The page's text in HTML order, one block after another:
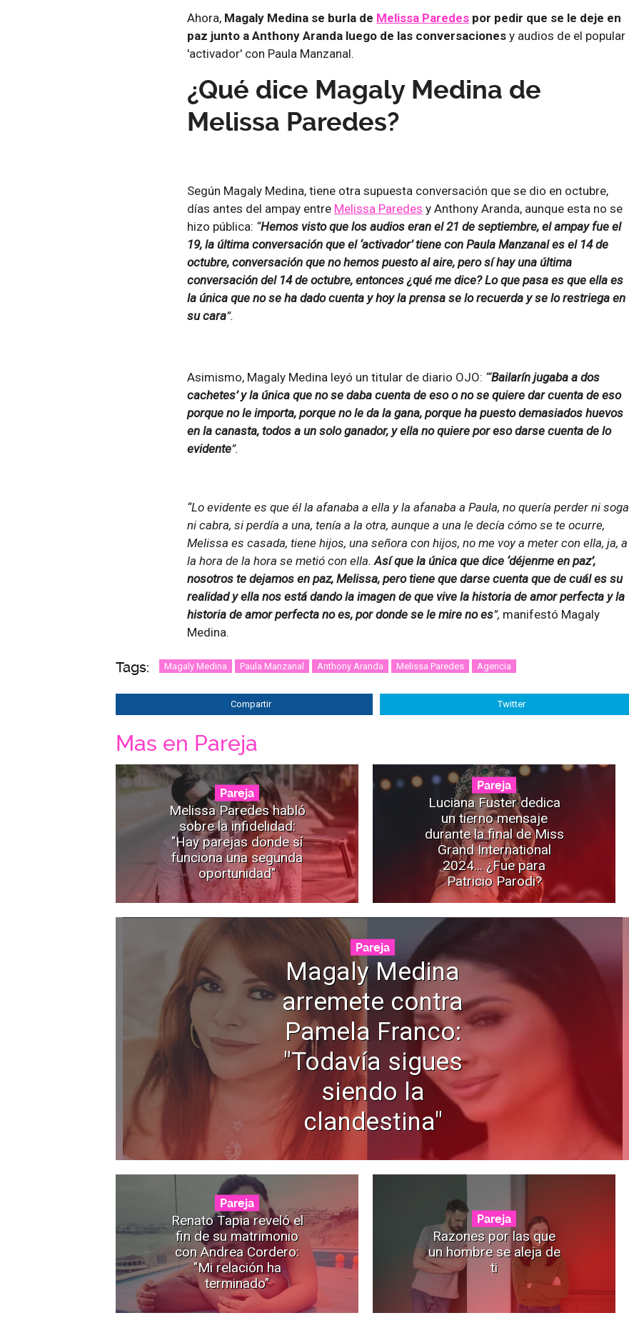
Ahora, Magaly Medina se burla de Melissa Paredes por pedir que se le deje en
paz junto a Anthony Aranda luego de las conversaciones y audios de el popular
'activador' con Paula Manzanal.
¿Qué dice Magaly Medina de
Melissa Paredes?
Según Magaly Medina, tiene otra supuesta conversación que se dio en octubre,
días antes del ampay entre Melissa Paredes y Anthony Aranda, aunque esta no se
hizo pública: “Hemos visto que los audios eran el 21 de septiembre, el ampay fue el
19, la última conversación que el ‘activador’ tiene con Paula Manzanal es el 14 de
octubre, conversación que no hemos puesto al aire, pero sí hay una última
conversación del 14 de octubre, entonces ¿qué me dice? Lo que pasa es que ella es
la única que no se ha dado cuenta y hoy la prensa se lo recuerda y se lo restriega en
su cara”.
Asimismo, Magaly Medina leyó un titular de diario OJO: “‘Bailarín jugaba a dos
cachetes’ y la única que no se daba cuenta de eso o no se quiere dar cuenta de eso
porque no le importa, porque no le da la gana, porque ha puesto demasiados huevos
en la canasta, todos a un solo ganador, y ella no quiere por eso darse cuenta de lo
evidente”.
“Lo evidente es que él la afanaba a ella y la afanaba a Paula, no quería perder ni soga
ni cabra, si perdía a una, tenía a la otra, aunque a una le decía cómo se te ocurre,
Melissa es casada, tiene hijos, una señora con hijos, no me voy a meter con ella, ja, a
la hora de la hora se metió con ella.Así que la única que dice ‘déjenme en paz’,
nosotros te dejamos en paz, Melissa, pero tiene que darse cuenta que de cuál es su
realidad y ella nos está dando la imagen de que vive la historia de amor perfecta y la
historia de amor perfecta no es, por donde se le mire no es”, manifestó Magaly
Medina.
Tags: Magaly Medina Paula Manzanal Anthony Aranda Melissa Paredes Agencia
Compartir Twitter
Mas en Pareja
Pareja
Melissa Paredes habló
sobre la infidelidad:
"Hay parejas donde sí
funciona una segunda
oportunidad"
Pareja
Luciana Fuster dedica
un tierno mensaje
durante la final de Miss
Grand International
2024... ¿Fue para
Patricio Parodi?
Pareja
Magaly Medina
arremete contra
Pamela Franco:
"Todavía sigues
siendo la
clandestina"
Pareja
Renato Tapia reveló el
fin de su matrimonio
con Andrea Cordero:
"Mi relación ha
terminado"
Pareja
Razones por las que
un hombre se aleja de
ti